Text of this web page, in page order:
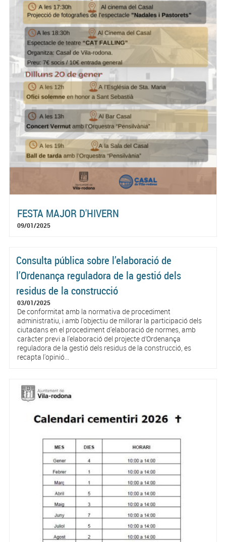
FESTA MAJOR D'HIVERN
09/01/2025
Consulta pública sobre l’elaboració de
l’Ordenança reguladora de la gestió dels
residus de la construcció
03/01/2025
De conformitat amb la normativa de procediment
administratiu, i amb l'objectiu de millorar la participació dels
ciutadans en el procediment d'elaboració de normes, amb
caràcter previ a l'elaboració del projecte d’Ordenança
reguladora de la gestió dels residus de la construcció, es
recapta l'opinió...